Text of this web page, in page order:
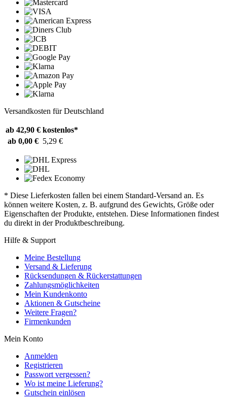
Versandkosten für Deutschland
ab 42,90 € kostenlos*
ab 0,00 € 5,29 €
* Diese Lieferkosten fallen bei einem Standard-Versand an. Es
können weitere Kosten, z. B. aufgrund des Gewichts, Größe oder
Eigenschaften der Produkte, entstehen. Diese Informationen findest
du direkt in der Produktbeschreibung.
Hilfe & Support
Meine Bestellung
Versand & Lieferung
Rücksendungen & Rückerstattungen
Zahlungsmöglichkeiten
Mein Kundenkonto
Aktionen & Gutscheine
Weitere Fragen?
Firmenkunden
Mein Konto
Anmelden
Registrieren
Passwort vergessen?
Wo ist meine Lieferung?
Gutschein einlösen